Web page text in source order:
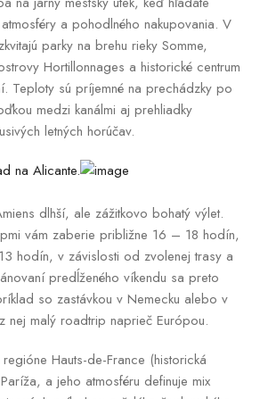
a pohodlného nakupovania. V
parky na brehu rieky Somme,
Hortillonnages a historické centrum
Teploty sú príjemné na prechádzky po
medzi kanálmi aj prehliadky
letných horúčav.
dlhší, ale zážitkovo bohatý výlet.
vám zaberie približne 16 – 18 hodín,
hodín, v závislosti od zvolenej trasy a
predĺženého víkendu sa preto
so zastávkou v Nemecku alebo v
nej malý roadtrip naprieč Európou.
Hauts-de-France (historická
a jeho atmosféru definuje mix